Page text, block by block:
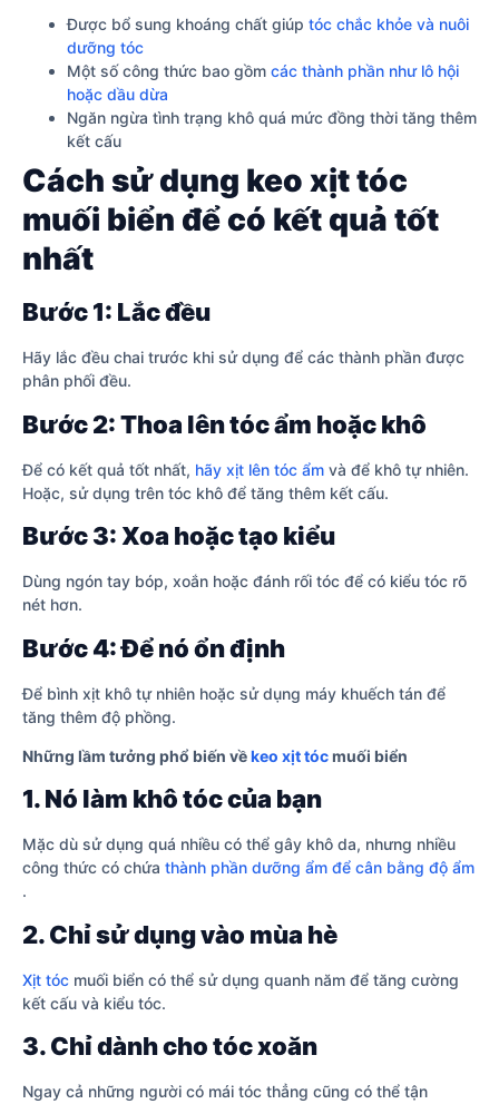
Được bổ sung khoáng chất giúp tóc chắc khỏe và nuôi
dưỡng tóc
Một số công thức bao gồm các thành phần như lô hội
hoặc dầu dừa
Ngăn ngừa tình trạng khô quá mức đồng thời tăng thêm
kết cấu
Cách sử dụng keo xịt tóc
muối biển để có kết quả tốt
nhất
Bước 1: Lắc đều
Hãy lắc đều chai trước khi sử dụng để các thành phần được
phân phối đều.
Bước 2: Thoa lên tóc ẩm hoặc khô
Để có kết quả tốt nhất, hãy xịt lên tóc ẩm và để khô tự nhiên.
Hoặc, sử dụng trên tóc khô để tăng thêm kết cấu.
Bước 3: Xoa hoặc tạo kiểu
Dùng ngón tay bóp, xoắn hoặc đánh rối tóc để có kiểu tóc rõ
nét hơn.
Bước 4: Để nó ổn định
Để bình xịt khô tự nhiên hoặc sử dụng máy khuếch tán để
tăng thêm độ phồng.
Những lầm tưởng phổ biến vềkeo xịt tócmuối biển
1. Nó làm khô tóc của bạn
Mặc dù sử dụng quá nhiều có thể gây khô da, nhưng nhiều
công thức có chứa thành phần dưỡng ẩm để cân bằng độ ẩm
.
2. Chỉ sử dụng vào mùa hè
Xịt tóc muối biển có thể sử dụng quanh năm để tăng cường
kết cấu và kiểu tóc.
3. Chỉ dành cho tóc xoăn
Ngay cả những người có mái tóc thẳng cũng có thể tận